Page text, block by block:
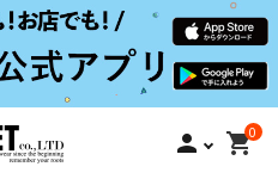
person 0
shopping_cart